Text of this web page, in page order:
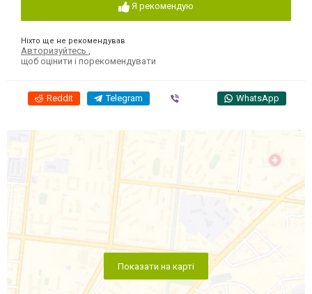
Я рекомендую
Ніхто ще не рекомендував
Авторизуйтесь
щоб оцінити і порекомендувати
Reddit Telegram WhatsApp
Показати на карті